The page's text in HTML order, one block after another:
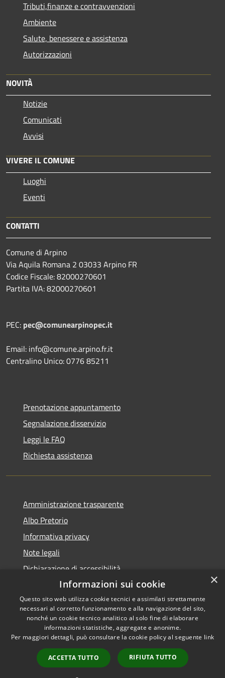
Tributi,finanze e contravvenzioni
Ambiente
Salute, benessere e assistenza
Autorizzazioni
NOVITÀ
Notizie
Comunicati
Avvisi
VIVERE IL COMUNE
Luoghi
Eventi
CONTATTI
Comune di Arpino
Via Aquila Romana 2 03033 Arpino FR
Codice Fiscale: 82000270601
Partita IVA: 82000270601
PEC: pec@comunearpinopec.it
Email: info@comune.arpino.fr.it
Centralino Unico: 0776 85211
Prenotazione appuntamento
Segnalazione disservizio
Leggi le FAQ
Richiesta assistenza
Amministrazione trasparente
Albo Pretorio
Informativa privacy
Note legali
Dichiarazione di accessibilità
Accessibilità
Privacy
Mappa del sito
Copyright © 2026 • Comune di
Arpino • Powered by
Municipium
Accesso
redazione
×
Informazioni sui cookie
Questo sito web utilizza cookie tecnici e assimilati strettamente
necessari al corretto funzionamento e alla navigazione del sito,
nonché un cookie tecnico analitico al solo fine di elaborare
informazioni statistiche, aggregate e anonime.
Per maggiori dettagli, può consultare la cookie policy al seguente link
ACCETTA TUTTO RIFIUTA TUTTO